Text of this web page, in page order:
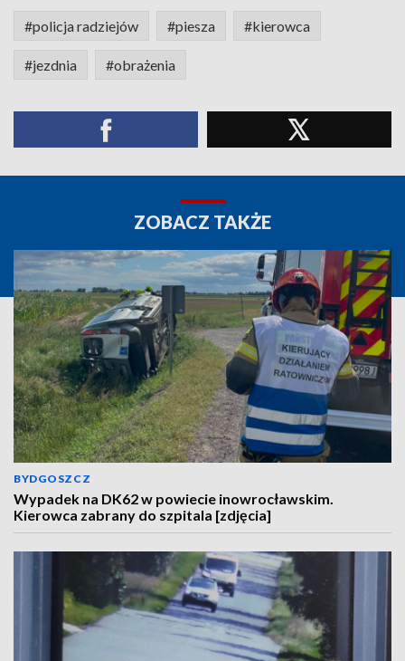
#policja radziejów #piesza #kierowca
#jezdnia #obrażenia
ZOBACZ TAKŻE
BYDGOSZCZ
Wypadek na DK62 w powiecie inowrocławskim.
Kierowca zabrany do szpitala [zdjęcia]